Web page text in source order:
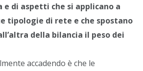
di aspetti che si applicano a
tipologie di rete e che spostano
della bilancia il peso dei
accadendo è che le